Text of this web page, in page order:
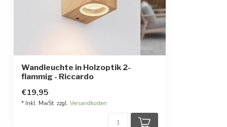
Wandleuchte in Holzoptik 2-
flammig - Riccardo
€19,95
* Inkl. MwSt. zzgl. Versandkosten